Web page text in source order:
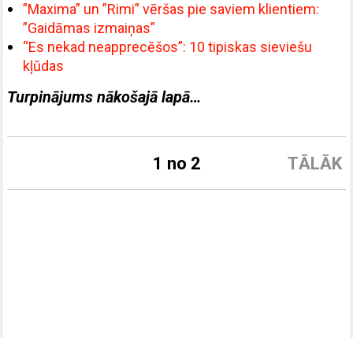
”Maxima” un ”Rimi” vēršas pie saviem klientiem:
”Gaidāmas izmaiņas”
“Es nekad neapprecēšos”: 10 tipiskas sieviešu
kļūdas
Turpinājums nākošajā lapā…
TĀLĀK
1 no 2